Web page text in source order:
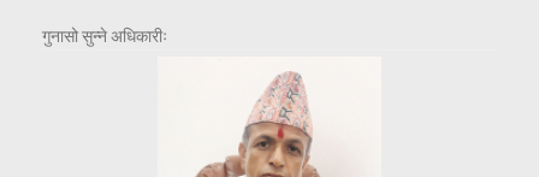
गुनासो सुन्ने अधिकारीः